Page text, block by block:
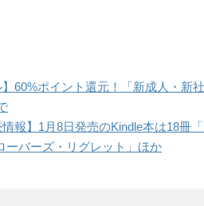
】60%ポイント還元！「新成人・新
情報】1月8日発売のKindle本は18冊
バーズ・リグレット」ほか